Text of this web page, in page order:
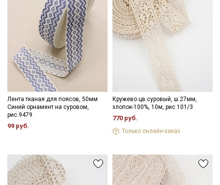
Лента тканая для поясов, 50мм
Синий орнамент на суровом,
рис.9479
99 руб.
Кружево цв.суровый, ш.27мм,
хлопок-100%, 10м, рис.101/3
770 руб.
Только онлайн-заказ